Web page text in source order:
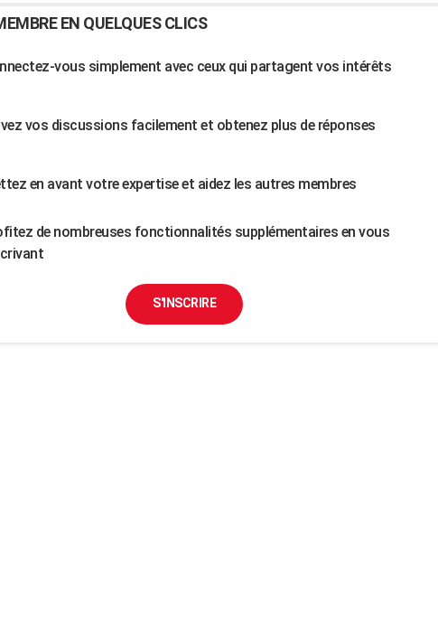
EN QUELQUES CLICS
vous simplement avec ceux qui partagent vos intérêts
vos discussions facilement et obtenez plus de réponses
en avant votre expertise et aidez les autres membres
de nombreuses fonctionnalités supplémentaires en vous
S'INSCRIRE